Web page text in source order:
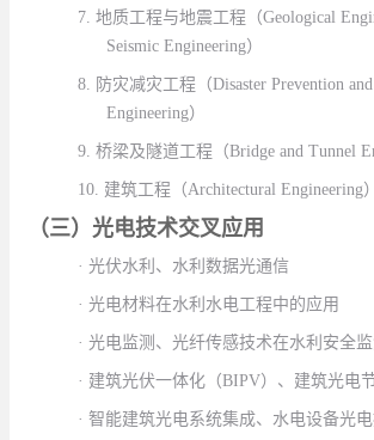
7.地质工程与地震工程（Geological
Seismic Engineering）
8. 防灾减灾工程（Disaster Prevention
Engineering）
9.桥梁及隧道工程（Bridge and Tunnel
10. 建筑工程（Architectural Engineering）
（三）光电技术交叉应用
·光伏水利、水利数据光通信
·光电材料在水利水电工程中的应用
·光电监测、光纤传感技术在水利安全
· 建筑光伏一体化（BIPV）、建筑光电
·智能建筑光电系统集成、水电设备光